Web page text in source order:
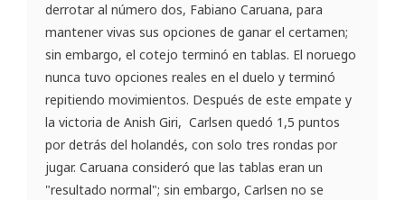
derrotar al número dos, Fabiano Caruana, para
mantener vivas sus opciones de ganar el certamen;
sin embargo, el cotejo terminó en tablas. El noruego
nunca tuvo opciones reales en el duelo y terminó
repitiendo movimientos. Después de este empate y
la victoria de Anish Giri, Carlsen quedó 1,5 puntos
por detrás del holandés, con solo tres rondas por
jugar. Caruana consideró que las tablas eran un
"resultado normal"; sin embargo, Carlsen no se